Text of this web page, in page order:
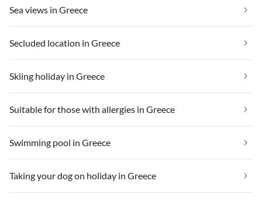
Sea views in Greece
Secluded location in Greece
Skiing holiday in Greece
Suitable for those with allergies in Greece
Swimming pool in Greece
Taking your dog on holiday in Greece